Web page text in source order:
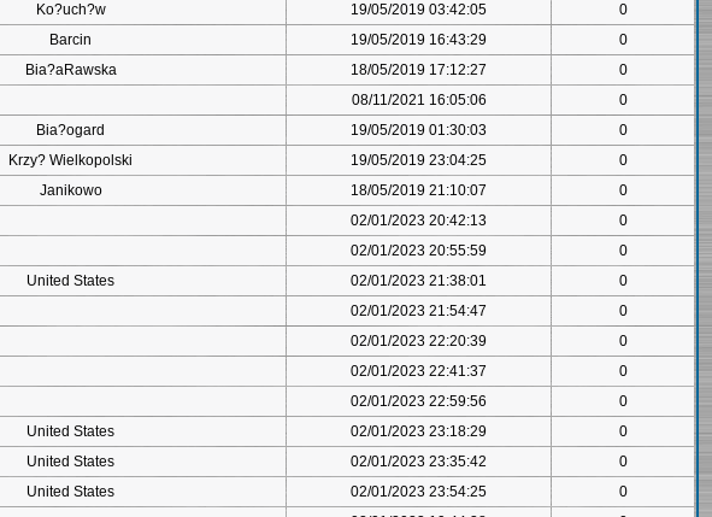
Ko?uch?w 19/05/2019 03:42:05
0
Barcin 19/05/2019 16:43:29
0
Bia?aRawska 18/05/2019 17:12:27
0
08/11/2021 16:05:06
0
Bia?ogard 19/05/2019 01:30:03
0
Krzy? Wielkopolski 19/05/2019 23:04:25
0
Janikowo 18/05/2019 21:10:07
0
02/01/2023 20:42:13
0
02/01/2023 20:55:59
0
United States 02/01/2023 21:38:01
0
02/01/2023 21:54:47
0
02/01/2023 22:20:39
0
02/01/2023 22:41:37
0
02/01/2023 22:59:56
0
United States 02/01/2023 23:18:29
0
United States 02/01/2023 23:35:42
0
United States 02/01/2023 23:54:25
0